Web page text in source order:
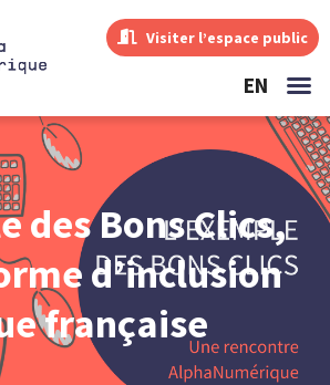
Visiter l’espace public
EN
des Bons Clics,
d’inclusion
française